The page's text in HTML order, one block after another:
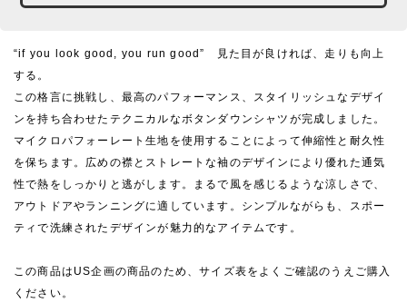
“if you look good, you run good” 見た目が良ければ、走りも向上
する。
この格言に挑戦し、最高のパフォーマンス、スタイリッシュなデザイ
ンを持ち合わせたテクニカルなボタンダウンシャツが完成しました。
マイクロパフォーレート生地を使用することによって伸縮性と耐久性
を保ちます。広めの襟とストレートな袖のデザインにより優れた通気
性で熱をしっかりと逃がします。まるで風を感じるような涼しさで、
アウトドアやランニングに適しています。シンプルながらも、スポー
ティで洗練されたデザインが魅力的なアイテムです。
この商品はUS企画の商品のため、サイズ表をよくご確認のうえご購入
ください。